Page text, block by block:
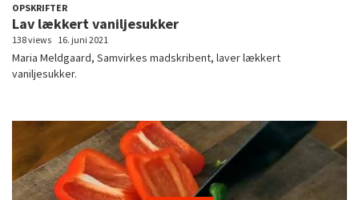
OPSKRIFTER
Lav lækkert vaniljesukker
138 views 16. juni 2021
Maria Meldgaard, Samvirkes madskribent, laver lækkert
vaniljesukker.